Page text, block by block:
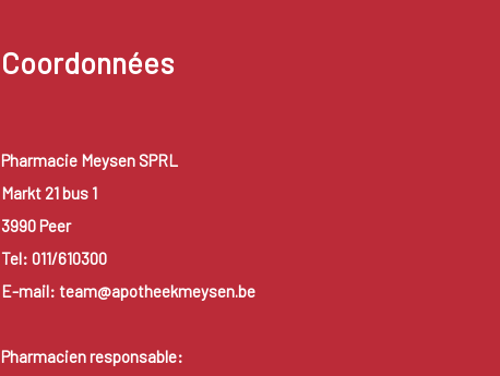
Coordonnées
Pharmacie Meysen SPRL
Markt 21 bus 1
3990 Peer
Tel: 011/610300
E-mail: team@apotheekmeysen.be
Pharmacien responsable: